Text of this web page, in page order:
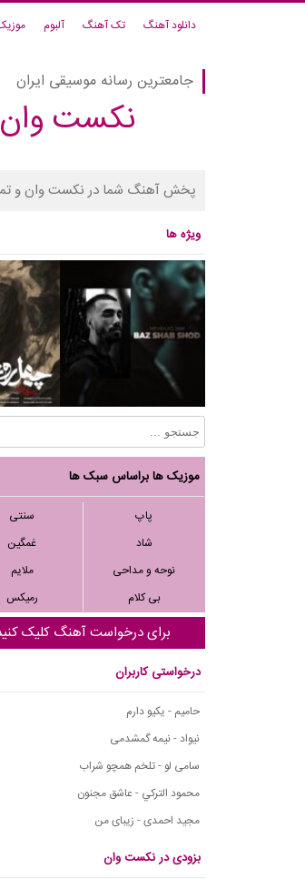
دانلود آهنگ تک آهنگ آلبوم
جامعترین رسانه موسیقی ایران
نکست وان
پخش آهنگ شما در نکست وان و
ویژه ها
موزیک ها براساس سبک ها
پاپ
سنتی
شاد
غمگین
نوحه و مداحی
ملایم
بی کلام
رمیکس
برای درخواست آهنگ کلیک
درخواستی کاربران
حامیم - یکیو دارم
نیواد - نیمه گمشدمی
سامی لو - تلخم همچو شراب
محمود التركي - عاشق مجنون
مجید احمدی - زیبای من
بزودی در نکست وان